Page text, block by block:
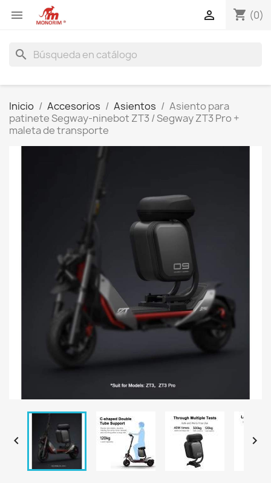
 shopping_cart (0)

search
Inicio Accesorios Asientos
Asiento para
patinete Segway-ninebot ZT3 / Segway ZT3 Pro +
maleta de transporte
 